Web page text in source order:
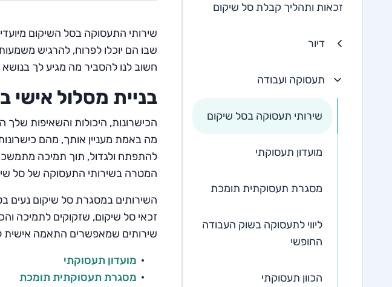
זכאות ותהליך קבלת סל שיקום
דיור
תעסוקה ועבודה
שירותי תעסוקה בסל שיקום
מועדון תעסוקתי
מסגרת תעסוקתית תומכת
ליווי לתעסוקה בשוק העבודה
החופשי
הכוון תעסוקתי
שירותי התעסוקה בסל השיקום
שבו הם יוכלו לפרוח, להרגיש
חשוב לנו להסביר מה מגיע לך
בניית מסלול אישי
הכישרונות, היכולות והשאיפות שלך
מה באמת מעניין אותך, מהם
להתפתח ולגדול, תוך תמיכה
המטרה בשירותי התעסוקה של סל
השירותים במסגרת סל שיקום נעים
זכאי סל שיקום, שזקוקים לתמיכה
שירותים שמאפשרים התאמה אישית
מועדון תעסוקתי
מסגרת תעסוקתית תומכת